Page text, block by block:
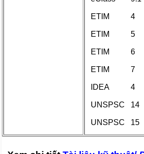
ETIM 4
ETIM 5
ETIM 6
ETIM 7
IDEA 4
UNSPSC 14
UNSPSC 15